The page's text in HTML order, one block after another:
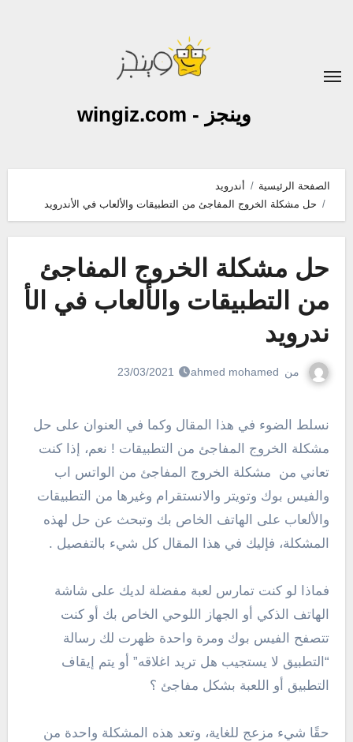
وينجز - wingiz.com
الصفحة الرئيسية
أندرويد
حل مشكلة الخروج المفاجئ من التطبيقات والألعاب في الأندرويد
حل مشكلة الخروج المفاجئ
من التطبيقات والألعاب في الأ
ندرويد
من ahmed mohamed
23/03/2021
نسلط الضوء في هذا المقال وكما في العنوان على حل
مشكلة الخروج المفاجئ من التطبيقات ! نعم، إذا كنت
تعاني من مشكلة الخروج المفاجئ من الواتس اب
والفيس بوك وتويتر والانستقرام وغيرها من التطبيقات
والألعاب على الهاتف الخاص بك وتبحث عن حل لهذه
المشكلة، فإليك في هذا المقال كل شيء بالتفصيل .
فماذا لو كنت تمارس لعبة مفضلة لديك على شاشة
الهاتف الذكي أو الجهاز اللوحي الخاص بك أو كنت
تتصفح الفيس بوك ومرة واحدة ظهرت لك رسالة
“التطبيق لا يستجيب هل تريد اغلاقه” أو يتم إيقاف
التطبيق أو اللعبة بشكل مفاجئ ؟
حقًا شيء مزعج للغاية، وتعد هذه المشكلة واحدة من